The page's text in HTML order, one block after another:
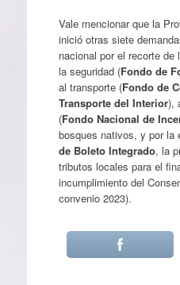
Vale mencionar que la
inició otras siete
nacional por el recorte
la seguridad (Fondo de
al transporte (Fondo de
Transporte del Interior),
(Fondo Nacional de
bosques nativos, y por la
de Boleto Integrado, la
tributos locales para el
incumplimiento del
convenio 2023).